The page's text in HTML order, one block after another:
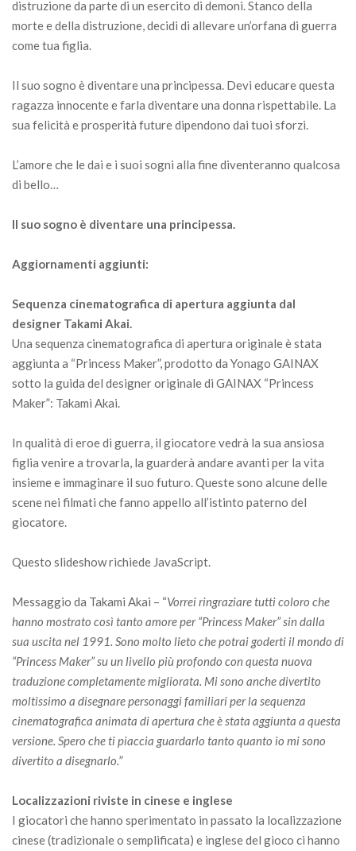
distruzione da parte di un esercito di demoni. Stanco della
morte e della distruzione, decidi di allevare un’orfana di guerra
come tua figlia.
Il suo sogno è diventare una principessa. Devi educare questa
ragazza innocente e farla diventare una donna rispettabile. La
sua felicità e prosperità future dipendono dai tuoi sforzi.
L’amore che le dai e i suoi sogni alla fine diventeranno qualcosa
di bello…
Il suo sogno è diventare una principessa.
Aggiornamenti aggiunti:
Sequenza cinematografica di apertura aggiunta dal
designer Takami Akai.
Una sequenza cinematografica di apertura originale è stata
aggiunta a “Princess Maker”, prodotto da Yonago GAINAX
sotto la guida del designer originale di GAINAX “Princess
Maker”: Takami Akai.
In qualità di eroe di guerra, il giocatore vedrà la sua ansiosa
figlia venire a trovarla, la guarderà andare avanti per la vita
insieme e immaginare il suo futuro. Queste sono alcune delle
scene nei filmati che fanno appello all’istinto paterno del
giocatore.
Questo slideshow richiede JavaScript.
Messaggio da Takami Akai – “Vorrei ringraziare tutti coloro che
hanno mostrato così tanto amore per “Princess Maker” sin dalla
sua uscita nel 1991. Sono molto lieto che potrai goderti il mondo di
“Princess Maker” su un livello più profondo con questa nuova
traduzione completamente migliorata. Mi sono anche divertito
moltissimo a disegnare personaggi familiari per la sequenza
cinematografica animata di apertura che è stata aggiunta a questa
versione. Spero che ti piaccia guardarlo tanto quanto io mi sono
divertito a disegnarlo.”
Localizzazioni riviste in cinese e inglese
I giocatori che hanno sperimentato in passato la localizzazione
cinese (tradizionale o semplificata) e inglese del gioco ci hanno